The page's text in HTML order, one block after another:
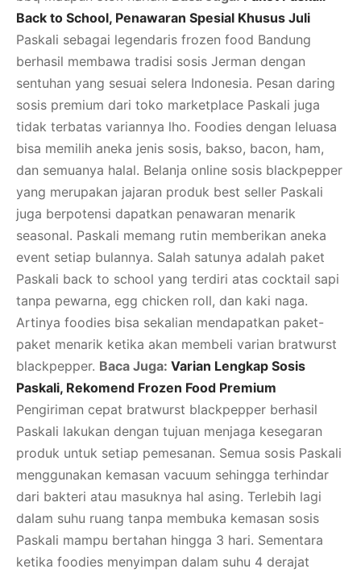
Back to School, Penawaran Spesial Khusus Juli
Paskali sebagai legendaris frozen food Bandung
berhasil membawa tradisi sosis Jerman dengan
sentuhan yang sesuai selera Indonesia. Pesan daring
sosis premium dari toko marketplace Paskali juga
tidak terbatas variannya lho. Foodies dengan leluasa
bisa memilih aneka jenis sosis, bakso, bacon, ham,
dan semuanya halal. Belanja online sosis blackpepper
yang merupakan jajaran produk best seller Paskali
juga berpotensi dapatkan penawaran menarik
seasonal. Paskali memang rutin memberikan aneka
event setiap bulannya. Salah satunya adalah paket
Paskali back to school yang terdiri atas cocktail sapi
tanpa pewarna, egg chicken roll, dan kaki naga.
Artinya foodies bisa sekalian mendapatkan paket-
paket menarik ketika akan membeli varian bratwurst
blackpepper. Baca Juga: Varian Lengkap Sosis
Paskali, Rekomend Frozen Food Premium
Pengiriman cepat bratwurst blackpepper berhasil
Paskali lakukan dengan tujuan menjaga kesegaran
produk untuk setiap pemesanan. Semua sosis Paskali
menggunakan kemasan vacuum sehingga terhindar
dari bakteri atau masuknya hal asing. Terlebih lagi
dalam suhu ruang tanpa membuka kemasan sosis
Paskali mampu bertahan hingga 3 hari. Sementara
ketika foodies menyimpan dalam suhu 4 derajat